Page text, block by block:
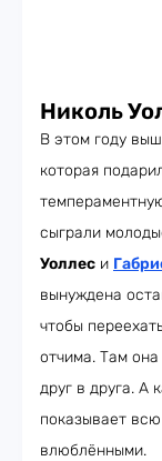
Николь
В этом году
которая
сыграли
Уоллес и
вынуждена
чтобы
отчима. Там
друг в друга. А
показывает
влюблёнными.